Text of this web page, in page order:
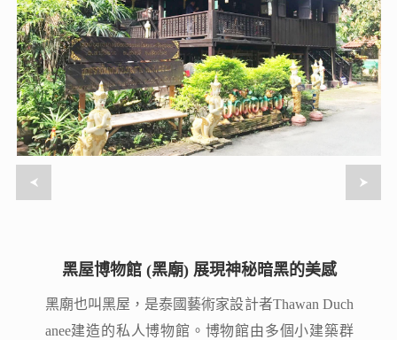
黑屋博物館 (黑廟) 展現神秘暗黑的美感
黑廟也叫黑屋，是泰國藝術家設計者Thawan Duch
anee建造的私人博物館。博物館由多個小建築群
黑屋博物館 (黑廟) 展現神秘暗黑的美感
黑廟也叫黑屋，是泰國藝術家設計者Thawan Duch
anee建造的私人博物館。博物館由多個小建築群